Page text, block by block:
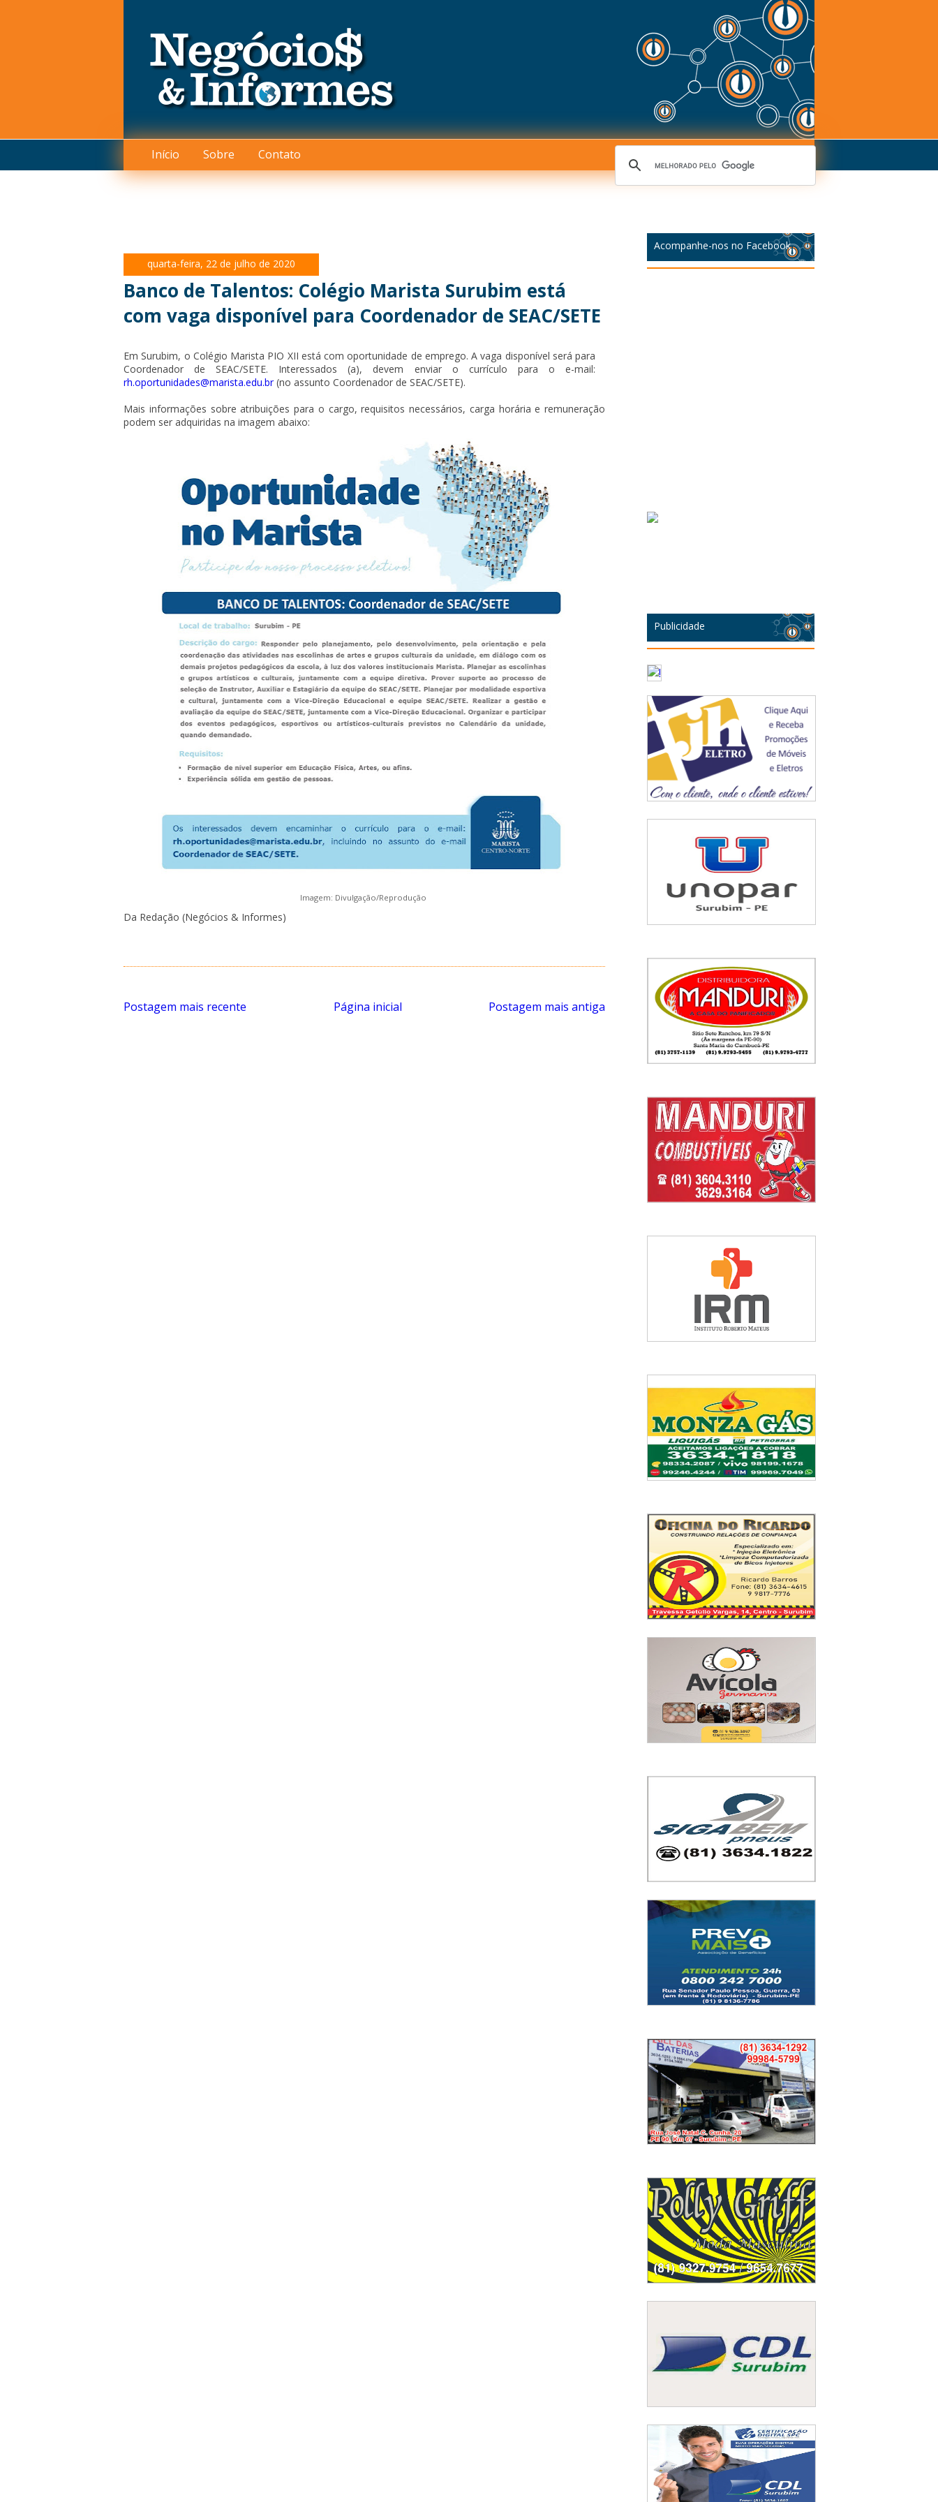
Início Sobre Contato
quarta-feira, 22 de julho de 2020
Banco de Talentos: Colégio Marista Surubim está
com vaga disponível para Coordenador de SEAC/SETE
Em Surubim, o Colégio Marista PIO XII está com oportunidade de emprego. A vaga disponível será para
Coordenador de SEAC/SETE. Interessados (a), devem enviar o currículo para o e-mail:
rh.oportunidades@marista.edu.br(no assunto Coordenador de SEAC/SETE).
Mais informações sobre atribuições para o cargo, requisitos necessários, carga horária e remuneração
podem ser adquiridas na imagem abaixo:
Imagem: Divulgação/Reprodução
Da Redação (Negócios & Informes)
Postagem mais recente Postagem mais antiga
Página inicial
Acompanhe-nos no Facebook
Publicidade